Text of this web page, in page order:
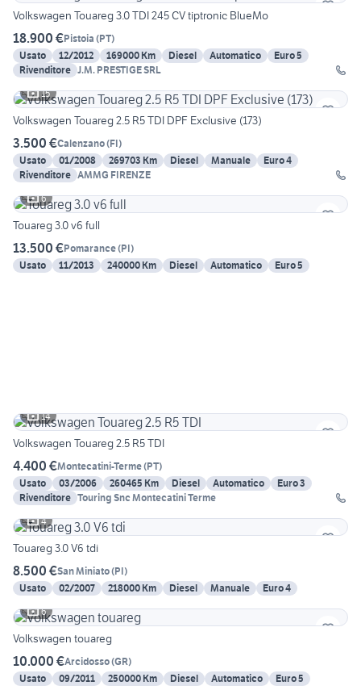
Volkswagen Touareg 3.0 TDI 245 CV tiptronic BlueMo
18.900 €Pistoia (PT)
Usato
12/2012 169000 Km Diesel Automatico
Euro 5
Rivenditore J.M. PRESTIGE SRL
15
Volkswagen Touareg 2.5 R5 TDI DPF Exclusive (173)
3.500 €Calenzano(FI)
Usato
01/2008 269703 Km Diesel Manuale
Euro 4
Rivenditore AMMG FIRENZE
6
Touareg 3.0 v6 full
13.500 €Pomarance(PI)
Usato
11/2013 240000 Km Diesel Automatico Euro 5
14
Volkswagen Touareg 2.5 R5 TDI
4.400 €Montecatini-Terme(PT)
Usato
03/2006 260465 Km Diesel Automatico
Euro 3
Rivenditore Touring Snc Montecatini Terme
4
Touareg 3.0 V6 tdi
8.500 €San Miniato(PI)
Usato
02/2007 218000 Km Diesel Manuale
Euro 4
6
Volkswagen touareg
10.000 €Arcidosso(GR)
Usato
09/2011 250000 Km Diesel Automatico Euro 5